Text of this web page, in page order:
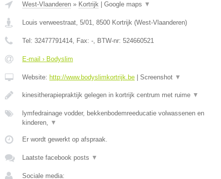
West-Vlaanderen » Kortrijk Google maps ▼
Louis verweestraat, 5/01, 8500 Kortrijk (West-Vlaanderen)
Tel: 32477791414, Fax: -, BTW-nr: 524660521
E-mail › Bodyslim
Website: http://www.bodyslimkortrijk.be Screenshot ▼
kinesitherapiepraktijk gelegen in kortrijk centrum met ruime ▼
lymfedrainage vodder, bekkenbodemreeducatie volwassenen en
kinderen, ▼
Er wordt gewerkt op afspraak.
Laatste facebook posts ▼
Sociale media: